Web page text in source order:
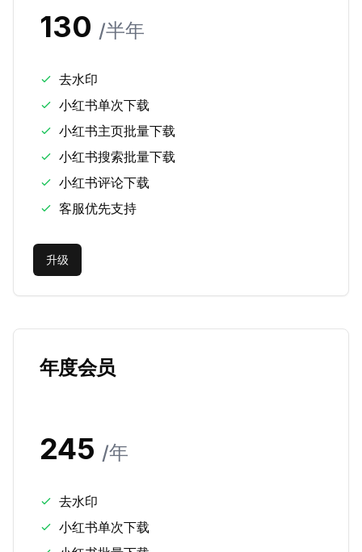
130 /半年
去水印
小红书单次下载
小红书主页批量下载
小红书搜索批量下载
小红书评论下载
客服优先支持
升级
年度会员
245 /年
去水印
小红书单次下载